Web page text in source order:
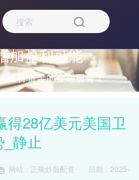
加盈利可能
杠杆资金的金融服务！
得28亿美元美国卫
静止
网站：正规炒股配资
日期：2025-